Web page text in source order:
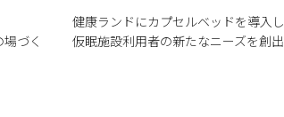
づく
健康ランドにカプセルベッドを導入し
仮眠施設利用者の新たなニーズを創出